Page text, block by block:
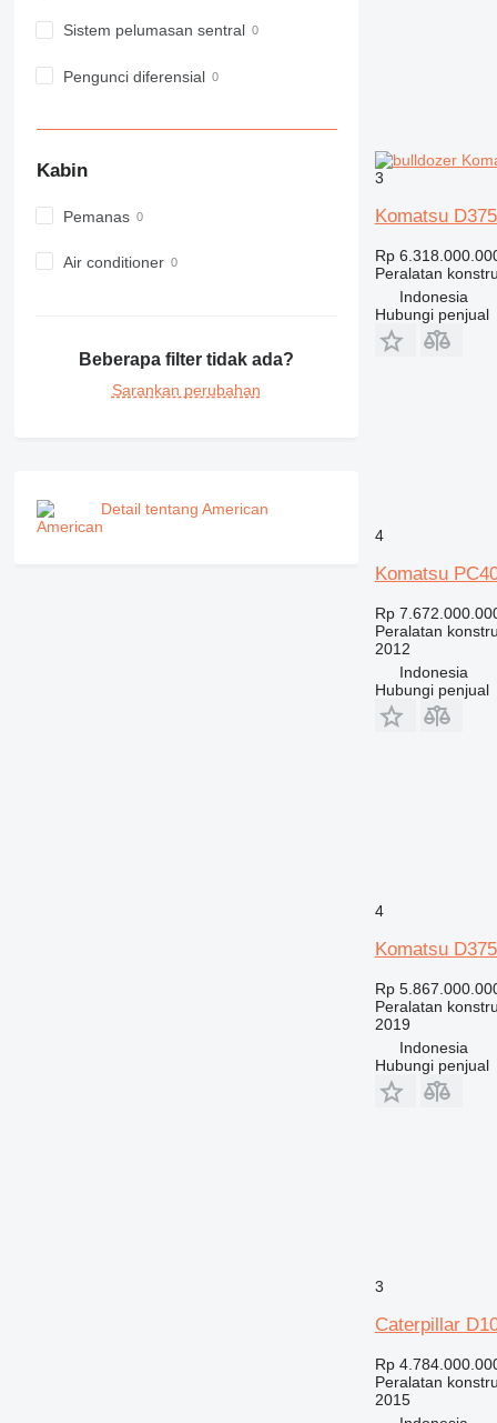
972
980
990
AP
CB
E-series
NR
PM
Sistem pelumasan sentral
Pengunci diferensial
Kabin
Pemanas
Air conditioner
Beberapa filter tidak ada?
Sarankan perubahan
Detail tentang American
3
Komatsu
Rp
Peralatan
Indonesia
Hubungi penjual
4
Komatsu
Rp
Peralatan
2012
Indonesia
Hubungi penjual
4
Komatsu
Rp
Peralatan
2019
Indonesia
Hubungi penjual
3
Caterpillar
Rp
Peralatan
2015